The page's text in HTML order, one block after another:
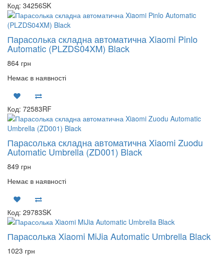
Код: 34256SK
Парасолька складна автоматична Xiaomi Pinlo
Automatic (PLZDS04XM) Black
864 грн
Немає в наявності
Код: 72583RF
Парасолька складна автоматична Xiaomi Zuodu
Automatic Umbrella (ZD001) Black
849 грн
Немає в наявності
Код: 29783SK
Парасолька Xiaomi MiJia Automatic Umbrella Black
1023 грн